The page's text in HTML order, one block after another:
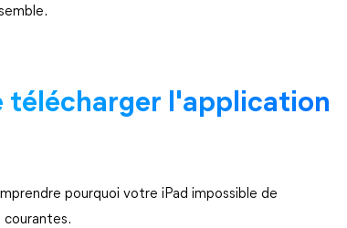
télécharger l'application
pourquoi votre iPad impossible de
courantes.